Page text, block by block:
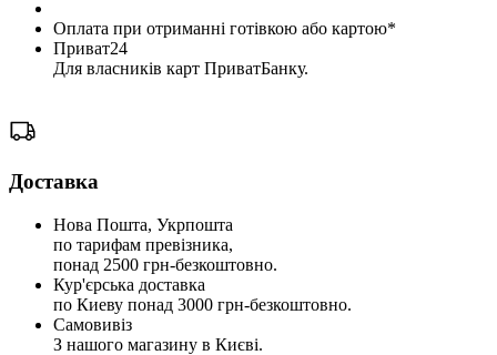
Оплата при отриманні готівкою або картою*
Приват24
Для власників карт ПриватБанку.
Доставка
Нова Пошта, Укрпошта
по тарифам превізника,
понад 2500 грн-безкоштовно.
Кур'єрська доставка
по Киеву понад 3000 грн-безкоштовно.
Самовивіз
З нашого магазину в Києві.